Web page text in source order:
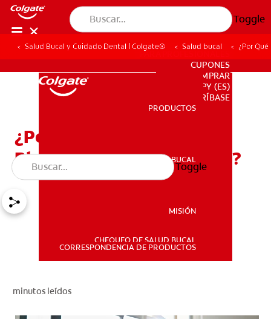
Toggle
PRODUCTOS
SALUD BUCAL
PARA PROFESIONALES
CUPONES
DONDE COMPRAR
PY (ES)
SUSCRÍBASE
PRODUCTOS
SALUD BUCAL
MISIÓN
CHEQUEO DE SALUD BUCAL
CORRESPONDENCIA DE PRODUCTOS
Toggle
Salud Bucal y Cuidado Dental | Colgate® Salud bucal ¿Por
¿Por Qué Debo
Blanquearme Los Dientes?
minutos leídos